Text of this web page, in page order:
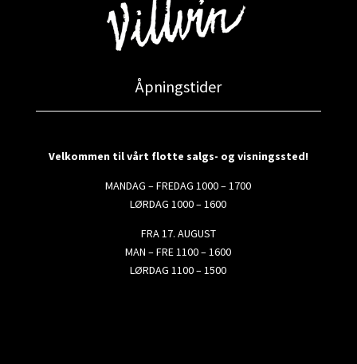
Åpningstider
Velkommen til vårt flotte salgs- og visningssted!
MANDAG – FREDAG 1000 – 1700
LØRDAG 1000 – 1600
FRA 17. AUGUST
MAN – FRE 1100 – 1600
LØRDAG 1100 – 1500